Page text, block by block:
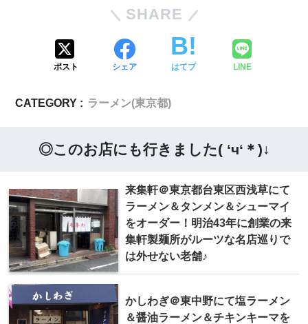
SHARE
ポスト シェア はてブ LINE
CATEGORY : ラーメン(東京都)
◎このお店にも行きました( ‘ч‘＊)↓
来集軒＠東京都台東区西浅草にて
ラーメン＆タンメン＆シューマイ
をオーダー！明治43年に創業の来
集軒製麺所がルーツな名店巡りで
は外せない老舗♪
かしわぎ＠東中野にて塩ラーメン
＆醤油ラーメン＆チキンキーマを